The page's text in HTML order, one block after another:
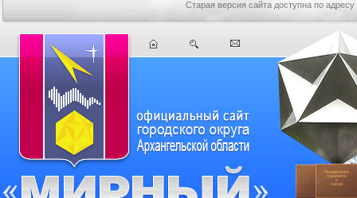
Старая версия сайта доступна по адресу